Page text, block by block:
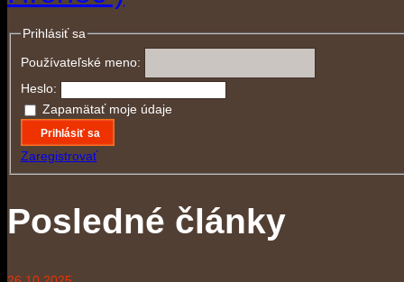
Prihlásiť sa
Používateľské meno:
Heslo:
Zapamätať moje údaje
Prihlásiť sa
Zaregistrovať
Posledné články